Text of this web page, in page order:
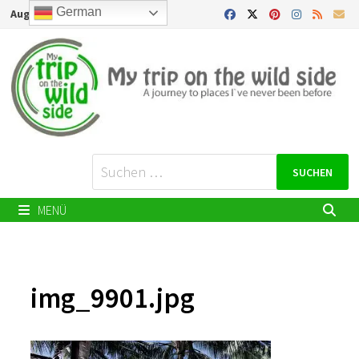
Zurück
Inhalt
August 5, 2026
Suchen
nach:
MENÜ
img_9901.jpg
German